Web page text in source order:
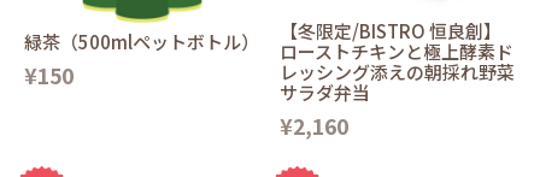
緑茶（500mlペットボトル）
¥150
【冬限定/BISTRO 恒良創】
ローストチキンと極上酵素ド
レッシング添えの朝採れ野菜
サラダ弁当
¥2,160